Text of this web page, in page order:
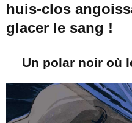
huis-clos
glacer le sang !
Un polar noir où